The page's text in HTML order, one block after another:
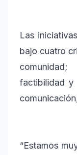
Las
bajo cuatro
factibilidad y
“Estamos